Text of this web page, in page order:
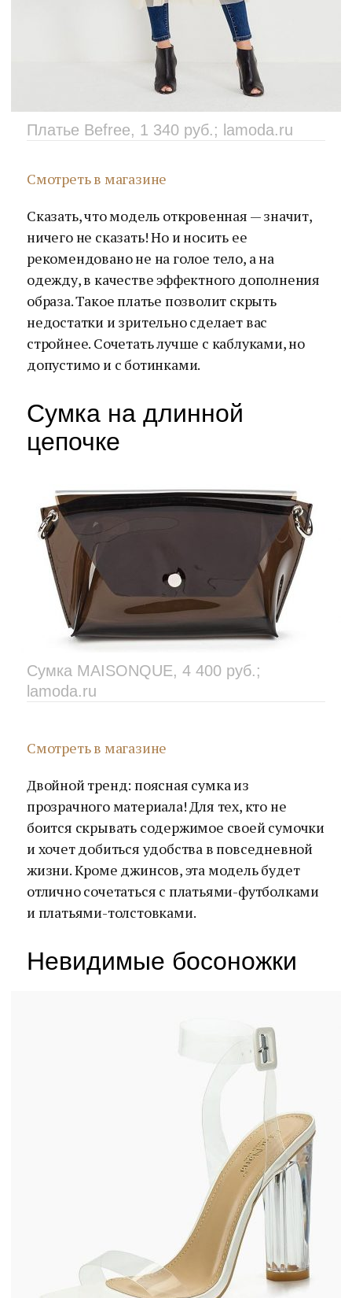
Платье Befree, 1 340 руб.; lamoda.ru
Смотреть в магазине
Сказать, что модель откровенная — значит,
ничего не сказать! Но и носить ее
рекомендовано не на голое тело, а на
одежду, в качестве эффектного дополнения
образа. Такое платье позволит скрыть
недостатки и зрительно сделает вас
стройнее. Сочетать лучше с каблуками, но
допустимо и с ботинками.
Сумка на длинной
цепочке
Сумка MAISONQUE, 4 400 руб.;
lamoda.ru
Смотреть в магазине
Двойной тренд: поясная сумка из
прозрачного материала! Для тех, кто не
боится скрывать содержимое своей сумочки
и хочет добиться удобства в повседневной
жизни. Кроме джинсов, эта модель будет
отлично сочетаться с платьями-футболками
и платьями-толстовками.
Невидимые босоножки